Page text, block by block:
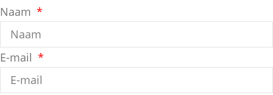
Naam
E-mail